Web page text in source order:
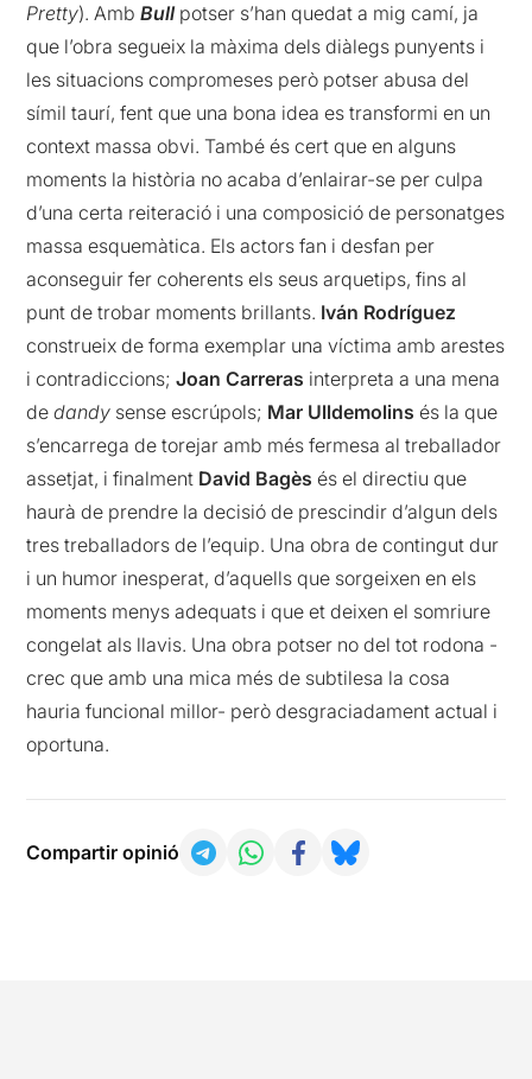
Pretty). AmbBullpotser s’han quedat a mig camí, ja
que l’obra segueix la màxima dels diàlegs punyents i
les situacions compromeses però potser abusa del
símil taurí, fent que una bona idea es transformi en un
context massa obvi. També és cert que en alguns
moments la història no acaba d’enlairar-se per culpa
d’una certa reiteració i una composició de personatges
massa esquemàtica. Els actors fan i desfan per
aconseguir fer coherents els seus arquetips, fins al
punt de trobar moments brillants. Iván Rodríguez
construeix de forma exemplar una víctima amb arestes
i contradiccions;Joan Carreras interpreta a una mena
dedandy sense escrúpols; Mar Ulldemolins és la que
s’encarrega de torejar amb més fermesa al treballador
assetjat, i finalment David Bagès és el directiu que
haurà de prendre la decisió de prescindir d’algun dels
tres treballadors de l’equip. Una obra de contingut dur
i un humor inesperat, d’aquells que sorgeixen en els
moments menys adequats i que et deixen el somriure
congelat als llavis. Una obra potser no del tot rodona -
crec que amb una mica més de subtilesa la cosa
hauria funcional millor- però desgraciadament actual i
oportuna.
Compartir opinió